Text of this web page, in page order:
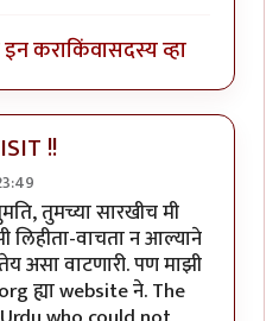
कराकिंवासदस्य व्हा
!!
तुमच्या सारखीच मी
लिहीता-वाचता न आल्याने
असा वाटणारी. पण माझी
ह्या website ने. The